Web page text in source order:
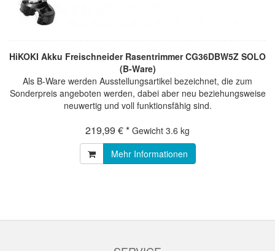
HiKOKI Akku Freischneider Rasentrimmer CG36DBW5Z SOLO
(B-Ware)
Als B-Ware werden Ausstellungsartikel bezeichnet, die zum
Sonderpreis angeboten werden, dabei aber neu beziehungsweise
neuwertig und voll funktionsfähig sind.
219,99 € * Gewicht 3.6 kg
Mehr Informationen